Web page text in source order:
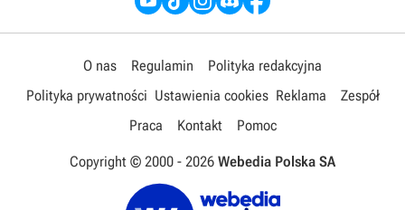
O nas Regulamin
Polityka redakcyjna
Polityka prywatności Ustawienia cookies Reklama
Zespół
Praca
Kontakt Pomoc
Copyright © 2000 - 2026 Webedia Polska SA